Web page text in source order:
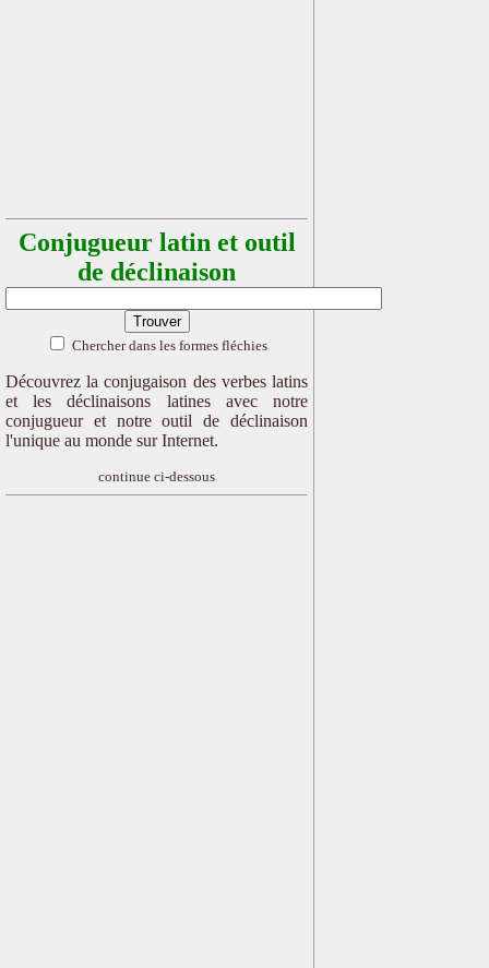
Conjugueur latin et outil
de déclinaison
Chercher dans les formes fléchies
Découvrez la conjugaison des verbes latins
et les déclinaisons latines avec notre
conjugueur et notre outil de déclinaison
l'unique au monde sur Internet.
continue ci-dessous